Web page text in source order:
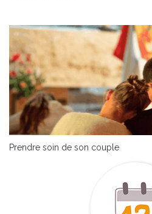
Prendre soin de son couple